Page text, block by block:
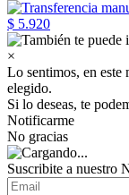
$ 5.920
×
Lo sentimos, en este
elegido.
Si lo deseas, te
Notificarme
No gracias
Suscribite a nuestro